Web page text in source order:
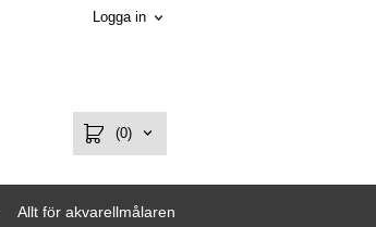
Logga in
(0)
Allt för akvarellmålaren